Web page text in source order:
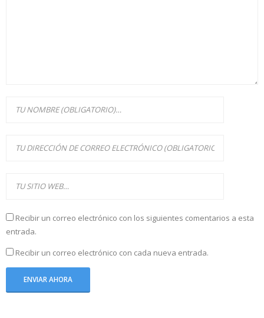
Recibir un correo electrónico con los siguientes comentarios a esta
entrada.
Recibir un correo electrónico con cada nueva entrada.